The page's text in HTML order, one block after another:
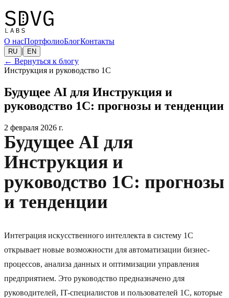
О насПортфолиоБлогКонтакты
RU | EN
← Вернуться к блогу
Инструкция и руководство 1C
Будущее AI для Инструкция и
руководство 1C: прогнозы и тенденции
2 февраля 2026 г.
Будущее AI для
Инструкция и
руководство 1C: прогнозы
и тенденции
Интеграция искусственного интеллекта в систему 1C
открывает новые возможности для автоматизации бизнес-
процессов, анализа данных и оптимизации управления
предприятием. Это руководство предназначено для
руководителей, IT-специалистов и пользователей 1C, которые